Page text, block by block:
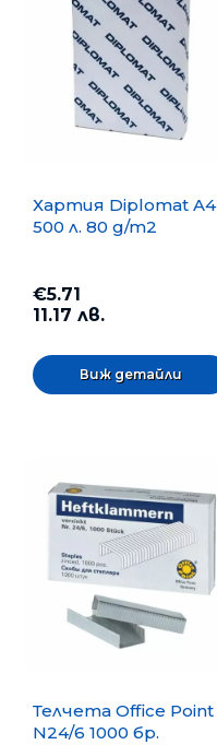
Хартия Diplomat A4
500 л. 80 g/m2
€5.71
11.17 лв.
Виж детайли
Телчета Office Point
N24/6 1000 бр.